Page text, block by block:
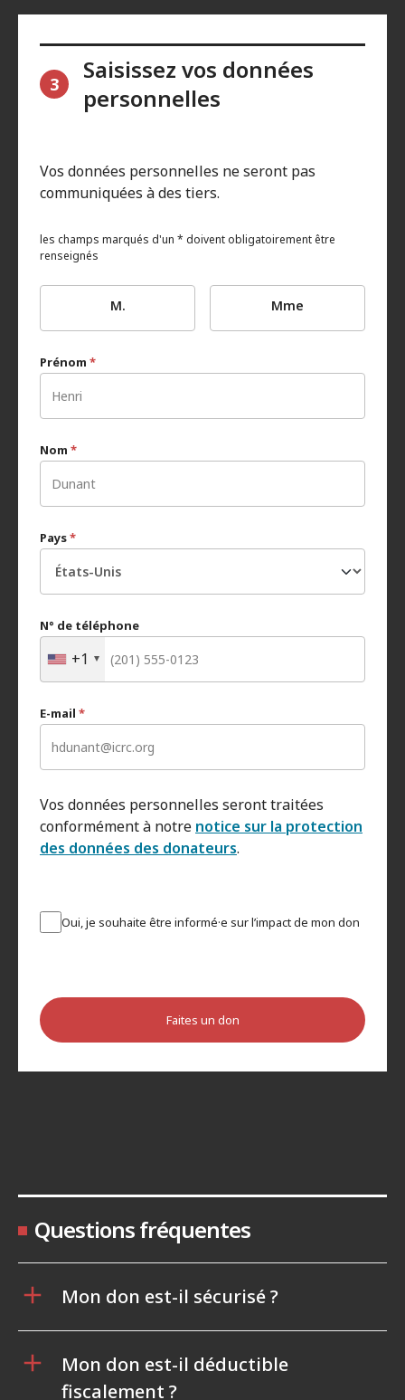
3
Saisissez vos données
personnelles
Vos données personnelles ne seront pas
communiquées à des tiers.
les champs marqués d'un * doivent obligatoirement être
renseignés
M. Mme
Prénom *
Nom *
Pays*
N° de téléphone
+1
E-mail *
Vos données personnelles seront traitées
conformément à notre notice sur la protection
des données des donateurs.
Oui, je souhaite être informé·e sur l’impact de mon don
Faites un don
Questions fréquentes
Mon don est-il sécurisé ?
Mon don est-il déductible
fiscalement ?